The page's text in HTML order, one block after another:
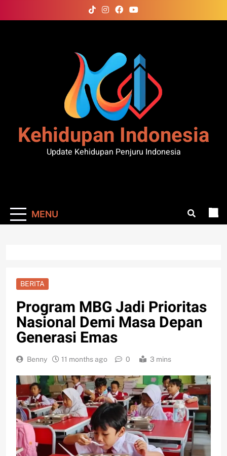
to
Kehidupan Indonesia
Update Kehidupan Penjuru Indonesia
MENU
BERITA
Program MBG Jadi Prioritas
Nasional Demi Masa Depan
Generasi Emas
Benny 11 months ago 0 3 mins